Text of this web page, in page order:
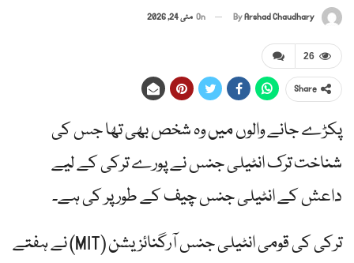
ByArshad Chaudhary
On مئی 24, 2026
26
Share
پکڑے جانے والوں میں وہ شخص بھی تھا جس کی
شناخت ترک انٹیلی جنس نے پورے ترکی کے لیے
داعش کے انٹیلی جنس چیف کے طور پر کی ہے۔
ترکی کی قومی انٹیلی جنس آرگنائزیشن (MIT) نے ہفتے